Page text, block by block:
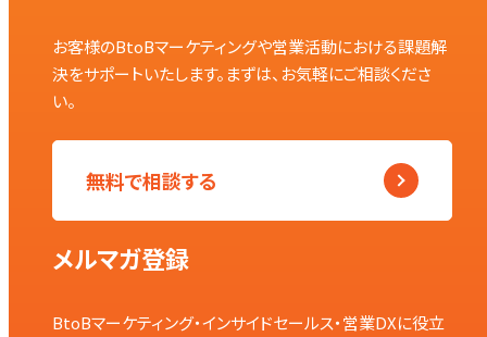
お客様のBtoBマーケティングや営業活動における課題解
決をサポートいたします。まずは、お気軽にご相談くださ
い。
無料で相談する
メルマガ登録
BtoBマーケティング・インサイドセールス・営業DXに役立